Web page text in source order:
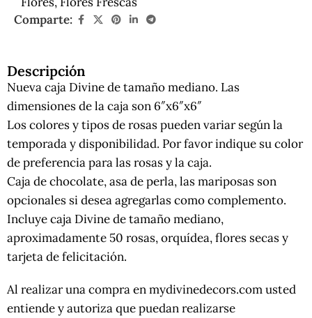
Comparte:
Descripción
Nueva caja Divine de tamaño mediano. Las
dimensiones de la caja son 6″x6″x6″
Los colores y tipos de rosas pueden variar según la
temporada y disponibilidad. Por favor indique su color
de preferencia para las rosas y la caja.
Caja de chocolate, asa de perla, las mariposas son
opcionales si desea agregarlas como complemento.
Incluye caja Divine de tamaño mediano,
aproximadamente 50 rosas, orquídea, flores secas y
tarjeta de felicitación.
Al realizar una compra en mydivinedecors.com usted
entiende y autoriza que puedan realizarse